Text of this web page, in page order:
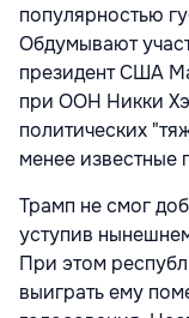
популярностью
Обдумывают
президент США
при ООН Никки
политических
менее известные
Трамп не смог
уступив
При этом
выиграть ему